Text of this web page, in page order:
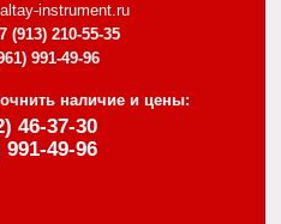
instrument.ru
(913) 210-55-35
991-49-96
наличие и цены:
46-37-30
991-49-96